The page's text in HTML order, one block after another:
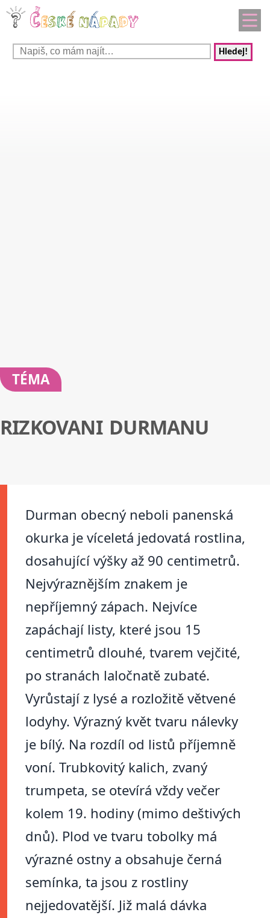
Hledej!
TÉMA
RIZKOVANI DURMANU
Durman obecný neboli panenská
okurka je víceletá jedovatá rostlina,
dosahující výšky až 90 centimetrů.
Nejvýraznějším znakem je
nepříjemný zápach. Nejvíce
zapáchají listy, které jsou 15
centimetrů dlouhé, tvarem vejčité,
po stranách laločnatě zubaté.
Vyrůstají z lysé a rozložitě větvené
lodyhy. Výrazný květ tvaru nálevky
je bílý. Na rozdíl od listů příjemně
voní. Trubkovitý kalich, zvaný
trumpeta, se otevírá vždy večer
kolem 19. hodiny (mimo deštivých
dnů). Plod ve tvaru tobolky má
výrazné ostny a obsahuje černá
semínka, ta jsou z rostliny
nejjedovatější. Již malá dávka